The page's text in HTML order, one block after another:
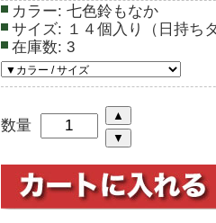
カラー: 七色鈴もなか
サイズ: １４個入り（日持ち
在庫数: 3
数量